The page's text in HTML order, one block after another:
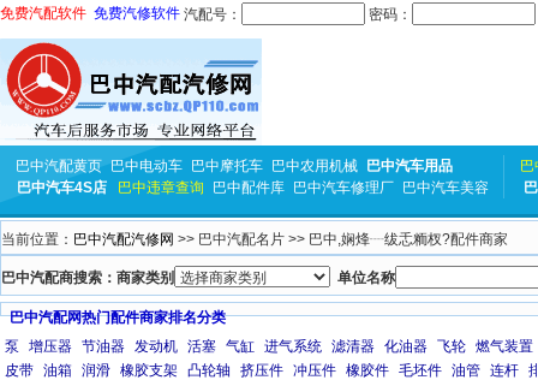
免费汽配软件 免费汽修软件 汽配号： 密码：
巴中汽配黄页 巴中电动车 巴中摩托车 巴中农用机械
巴中汽车用品
巴中汽车4S店
巴中违章查询 巴中配件库 巴中汽车修理厂 巴中汽车美容
当前位置： 巴中汽配汽修网 >> 巴中汽配名片 >> 巴中,娴烽┈绂忎粫杈?配件商家
巴中汽配商搜索：商家类别 单位名称
巴中汽配网热门配件商家排名分类
泵
增压器 节油器 发动机 活塞 气缸 进气系统 滤清器 化油器 飞轮 燃气装置
皮带 油箱 润滑 橡胶支架 凸轮轴 挤压件 冲压件 橡胶件 毛坯件 油管 连杆